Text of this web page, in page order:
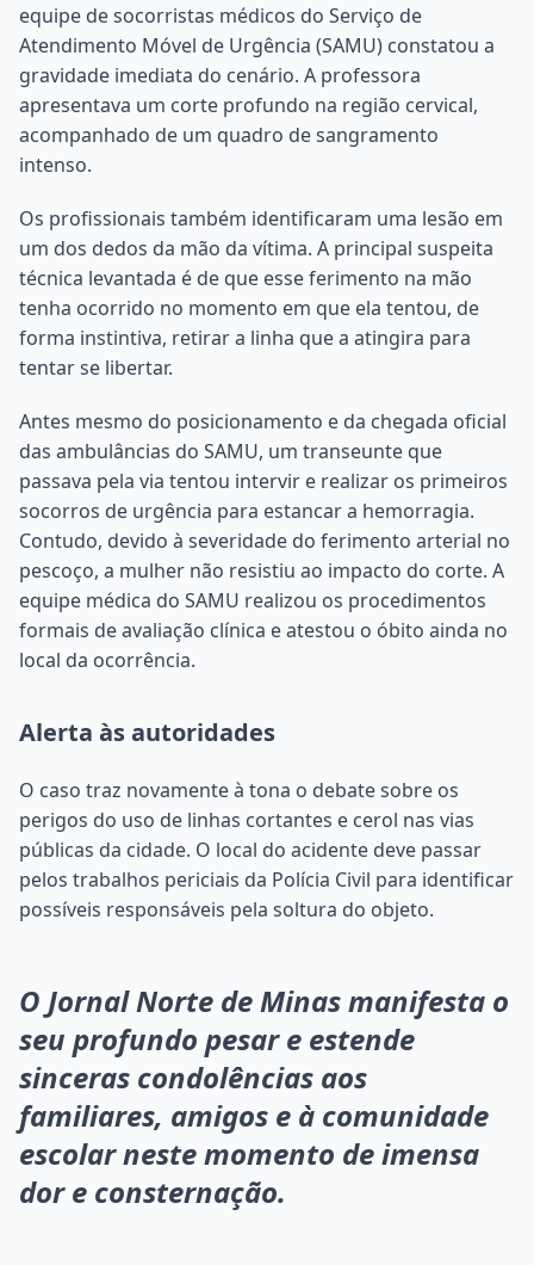
equipe de socorristas médicos do Serviço de
Atendimento Móvel de Urgência (SAMU) constatou a
gravidade imediata do cenário. A professora
apresentava um corte profundo na região cervical,
acompanhado de um quadro de sangramento
intenso.
Os profissionais também identificaram uma lesão em
um dos dedos da mão da vítima. A principal suspeita
técnica levantada é de que esse ferimento na mão
tenha ocorrido no momento em que ela tentou, de
forma instintiva, retirar a linha que a atingira para
tentar se libertar.
Antes mesmo do posicionamento e da chegada oficial
das ambulâncias do SAMU, um transeunte que
passava pela via tentou intervir e realizar os primeiros
socorros de urgência para estancar a hemorragia.
Contudo, devido à severidade do ferimento arterial no
pescoço, a mulher não resistiu ao impacto do corte. A
equipe médica do SAMU realizou os procedimentos
formais de avaliação clínica e atestou o óbito ainda no
local da ocorrência.
Alerta às autoridades
O caso traz novamente à tona o debate sobre os
perigos do uso de linhas cortantes e cerol nas vias
públicas da cidade. O local do acidente deve passar
pelos trabalhos periciais da Polícia Civil para identificar
possíveis responsáveis pela soltura do objeto.
O Jornal Norte de Minas manifesta o
seu profundo pesar e estende
sinceras condolências aos
familiares, amigos e à comunidade
escolar neste momento de imensa
dor e consternação.